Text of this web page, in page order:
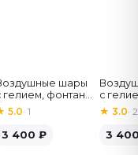
добавляют
пиона в
шары
гелием, фонтан,
бело-розовые, 7
5.0·1
3 400 ₽
с
бело-
★ 3.0· 2
3